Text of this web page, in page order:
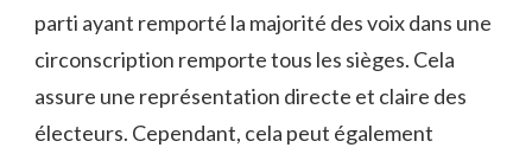
parti ayant remporté ⁣la ‌majorité des voix dans ‍une
circonscription ​remporte tous les‍ sièges.⁤ Cela
assure⁤ une ‍représentation directe et claire ⁣des
⁢électeurs. ‌Cependant, ⁣cela peut également